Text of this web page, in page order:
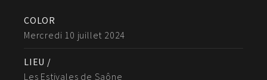
COLOR
Mercredi 10 juillet 2024
LIEU /
Les Estivales de Saône